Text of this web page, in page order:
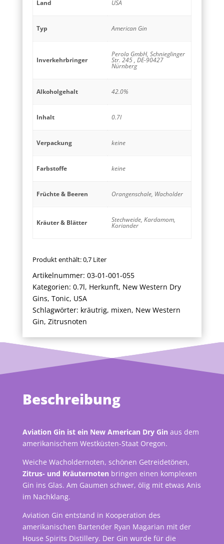
Land USA
Typ American Gin
Inverkehrbringer
Perola GmbH, Schnieglinger
Str. 245 , DE-90427
Nürnberg
Alkoholgehalt 42.0%
Inhalt 0.7l
Verpackung keine
Farbstoffe keine
Früchte & Beeren Orangenschale, Wacholder
Kräuter & Blätter Stechweide, Kardamom,
Koriander
Produkt enthält: 0,7 Liter
Artikelnummer: 03-01-001-055
Kategorien: 0.7l, Herkunft, New Western Dry
Gins, Tonic, USA
Schlagwörter: kräutrig, mixen, New Western
Gin, Zitrusnoten
Beschreibung
Aviation Gin ist ein New American Dry Gin aus dem
amerikanischem Westküsten-Staat Oregon.
Weiche Wacholdernoten, schönen Getreidetönen,
Zitrus- und Kräuternoten bringen einen komplexen
Gin ins Glas. Am Gaumen schwer, ölig mit etwas Anis
im Nachklang.
Aviation Gin entstand in Kooperation des
amerikanischen Bartender Ryan Magarian mit der
House Spirits Distillery. Der Gin wurde für die